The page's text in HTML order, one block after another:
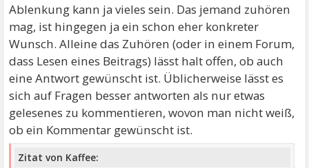
Ablenkung kann ja vieles sein. Das jemand zuhören
mag, ist hingegen ja ein schon eher konkreter
Wunsch. Alleine das Zuhören (oder in einem Forum,
dass Lesen eines Beitrags) lässt halt offen, ob auch
eine Antwort gewünscht ist. Üblicherweise lässt es
sich auf Fragen besser antworten als nur etwas
gelesenes zu kommentieren, wovon man nicht weiß,
ob ein Kommentar gewünscht ist.
Zitat von Kaffee: